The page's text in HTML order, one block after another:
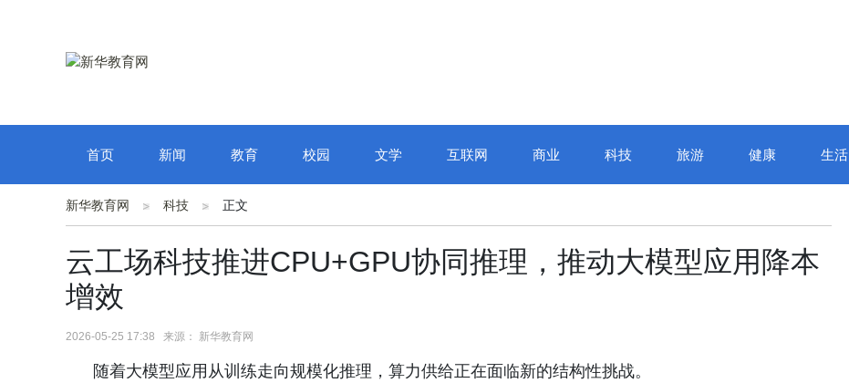
首页 新闻 教育 校园 文学 互联网 商业 科技 旅游 健康 生活
新华教育网 科技 正文
云工场科技推进CPU+GPU协同推理，推动大模型应用降本
增效
2026-05-25 17:38 来源： 新华教育网
随着大模型应用从训练走向规模化推理，算力供给正在面临新的结构性挑战。